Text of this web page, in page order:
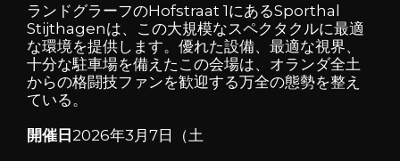
ランドグラーフのHofstraat 1にあるSporthal
Stijthagenは、この大規模なスペクタクルに最適
な環境を提供します。優れた設備、最適な視界、
十分な駐車場を備えたこの会場は、オランダ全土
からの格闘技ファンを歓迎する万全の態勢を整え
ている。
開催日2026年3月7日（土